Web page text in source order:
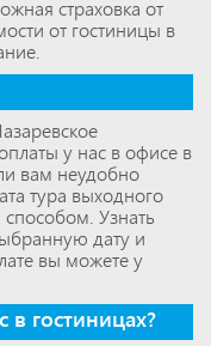
страховка от
от гостиницы в
у нас в офисе в
вам неудобно
тура выходного
Узнать
дату и
вы можете у
в гостиницах?